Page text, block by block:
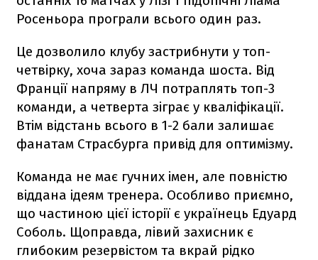
Росеньора програли всього один раз.
Це дозволило клубу застрибнути у топ-
четвірку, хоча зараз команда шоста. Від
Франції напряму в ЛЧ потраплять топ-3
команди, а четверта зіграє у кваліфікації.
Втім відстань всього в 1-2 бали залишає
фанатам Страсбурга привід для оптимізму.
Команда не має гучних імен, але повністю
віддана ідеям тренера. Особливо приємно,
що частиною цієї історії є українець Едуард
Соболь. Щоправда, лівий захисник є
глибоким резервістом та вкрай рідко